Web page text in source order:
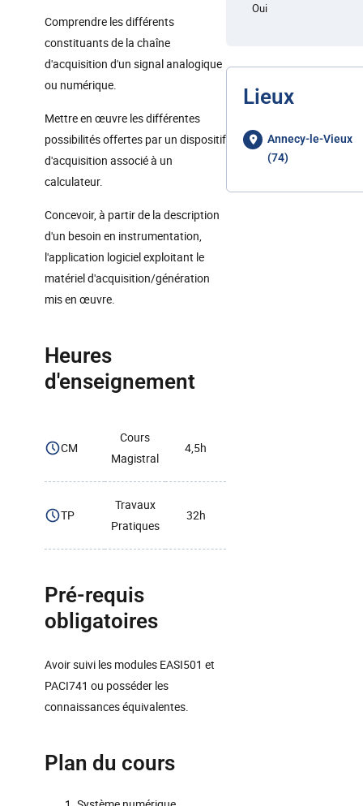
Comprendre les différents
constituants de la chaîne
d'acquisition d'un signal analogique
ou numérique.
Mettre en œuvre les différentes
possibilités offertes par un dispositif
d'acquisition associé à un
calculateur.
Concevoir, à partir de la description
d'un besoin en instrumentation,
l'application logiciel exploitant le
matériel d'acquisition/génération
mis en œuvre.
Heures
d'enseignement
CM
Cours
Magistral
4,5h
TP
Travaux
Pratiques
32h
Pré-requis
obligatoires
Avoir suivi les modules EASI501 et
PACI741 ou posséder les
connaissances équivalentes.
Plan du cours
Oui
Lieux
Annecy-le-Vieux
(74)